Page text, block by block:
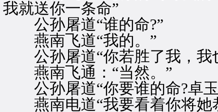
我就送你一条命”
公孙屠道“谁的命?”
燕南飞道“我的。”
公孙屠道“你若胜了我，我
燕南飞通：“当然。”
公孙屠道“你要谁的命?卓玉
燕南电道“我要看着你将她